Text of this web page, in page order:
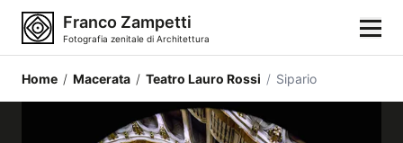
Franco Zampetti
Fotografia zenitale di Architettura
Home
Home / Macerata / Teatro Lauro Rossi / Sipario